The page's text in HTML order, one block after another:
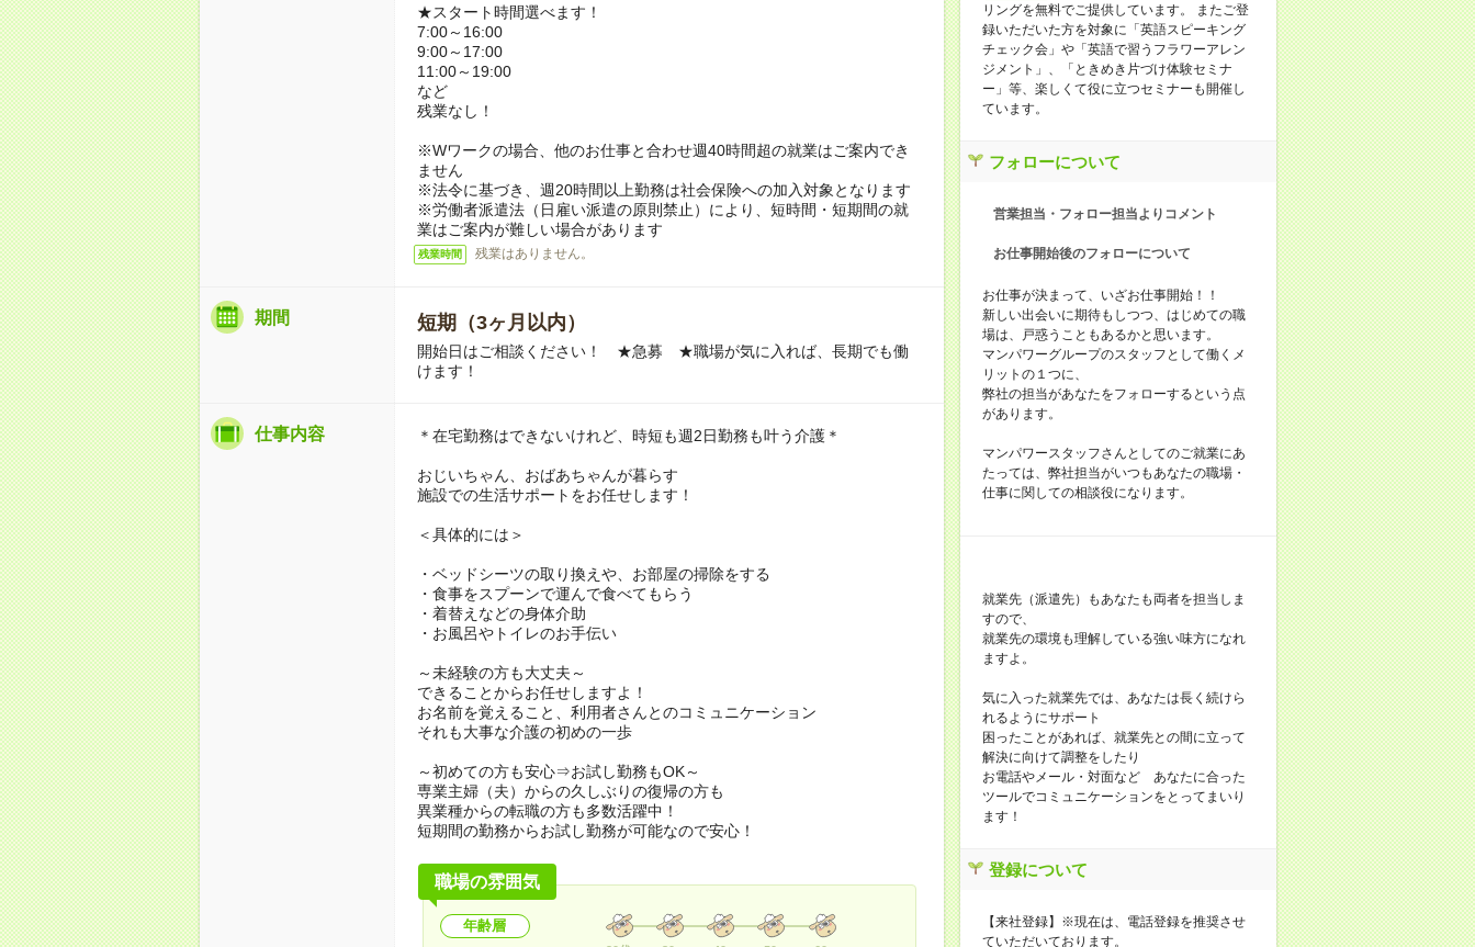
★スタート時間選べます！
7:00～16:00
9:00～17:00
11:00～19:00
など
残業なし！
※Wワークの場合、他のお仕事と合わせ週40時間超の就業はご案内でき
ません
※法令に基づき、週20時間以上勤務は社会保険への加入対象となります
※労働者派遣法（日雇い派遣の原則禁止）により、短時間・短期間の就
業はご案内が難しい場合があります
残業時間 残業はありません。
期間 短期（3ヶ月以内）
開始日はご相談ください！ ★急募 ★職場が気に入れば、長期でも働
けます！
仕事内容 ＊在宅勤務はできないけれど、時短も週2日勤務も叶う介護＊
おじいちゃん、おばあちゃんが暮らす
施設での生活サポートをお任せします！
＜具体的には＞
・ベッドシーツの取り換えや、お部屋の掃除をする
・食事をスプーンで運んで食べてもらう
・着替えなどの身体介助
・お風呂やトイレのお手伝い
～未経験の方も大丈夫～
できることからお任せしますよ！
お名前を覚えること、利用者さんとのコミュニケーション
それも大事な介護の初めの一歩
～初めての方も安心⇒お試し勤務もOK～
専業主婦（夫）からの久しぶりの復帰の方も
異業種からの転職の方も多数活躍中！
短期間の勤務からお試し勤務が可能なので安心！
職場の雰囲気
年齢層
リングを無料でご提供しています。 またご登
録いただいた方を対象に「英語スピーキング
チェック会」や「英語で習うフラワーアレン
ジメント」、「ときめき片づけ体験セミナ
ー」等、楽しくて役に立つセミナーも開催し
ています。
フォローについて
営業担当・フォロー担当よりコメント
お仕事開始後のフォローについて
お仕事が決まって、いざお仕事開始！！
新しい出会いに期待もしつつ、はじめての職
場は、戸惑うこともあるかと思います。
マンパワーグループのスタッフとして働くメ
リットの１つに、
弊社の担当があなたをフォローするという点
があります。
マンパワースタッフさんとしてのご就業にあ
たっては、弊社担当がいつもあなたの職場・
仕事に関しての相談役になります。
就業先（派遣先）もあなたも両者を担当しま
すので、
就業先の環境も理解している強い味方になれ
ますよ。
気に入った就業先では、あなたは長く続けら
れるようにサポート
困ったことがあれば、就業先との間に立って
解決に向けて調整をしたり
お電話やメール・対面など あなたに合った
ツールでコミュニケーションをとってまいり
ます！
登録について
【来社登録】※現在は、電話登録を推奨させ
ていただいております。